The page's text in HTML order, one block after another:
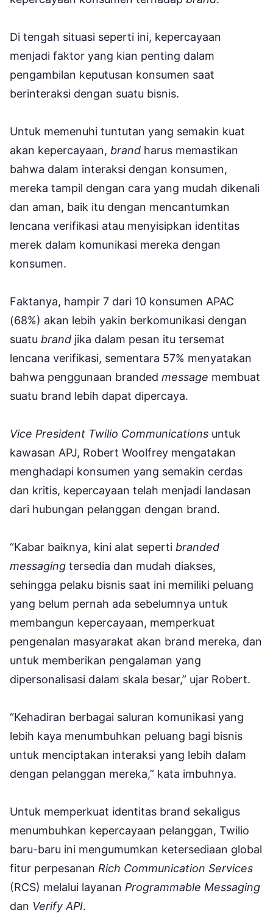
Di tengah situasi seperti ini, kepercayaan
menjadi faktor yang kian penting dalam
pengambilan keputusan konsumen saat
berinteraksi dengan suatu bisnis.
Untuk memenuhi tuntutan yang semakin kuat
akan kepercayaan, brand harus memastikan
bahwa dalam interaksi dengan konsumen,
mereka tampil dengan cara yang mudah dikenali
dan aman, baik itu dengan mencantumkan
lencana verifikasi atau menyisipkan identitas
merek dalam komunikasi mereka dengan
konsumen.
Faktanya, hampir 7 dari 10 konsumen APAC
(68%) akan lebih yakin berkomunikasi dengan
suatu brand jika dalam pesan itu tersemat
lencana verifikasi, sementara 57% menyatakan
bahwa penggunaan branded message membuat
suatu brand lebih dapat dipercaya.
Vice President Twilio Communications untuk
kawasan APJ, Robert Woolfrey mengatakan
menghadapi konsumen yang semakin cerdas
dan kritis, kepercayaan telah menjadi landasan
dari hubungan pelanggan dengan brand.
“Kabar baiknya, kini alat seperti branded
messaging tersedia dan mudah diakses,
sehingga pelaku bisnis saat ini memiliki peluang
yang belum pernah ada sebelumnya untuk
membangun kepercayaan, memperkuat
pengenalan masyarakat akan brand mereka, dan
untuk memberikan pengalaman yang
dipersonalisasi dalam skala besar,” ujar Robert.
“Kehadiran berbagai saluran komunikasi yang
lebih kaya menumbuhkan peluang bagi bisnis
untuk menciptakan interaksi yang lebih dalam
dengan pelanggan mereka,” kata imbuhnya.
Untuk memperkuat identitas brand sekaligus
menumbuhkan kepercayaan pelanggan, Twilio
baru-baru ini mengumumkan ketersediaan global
fitur perpesanan Rich Communication Services
(RCS) melalui layanan Programmable Messaging
dan Verify API.